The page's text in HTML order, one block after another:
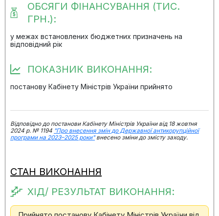
ОБСЯГИ ФІНАНСУВАННЯ (ТИС.
ГРН.):
у межах встановлених бюджетних призначень на
відповідний рік
ПОКАЗНИК ВИКОНАННЯ:
постанову Кабінету Міністрів України прийнято
Відповідно до постанови Кабінету Міністрів України від 18 жовтня
2024 р. № 1194 "Про внесення змін до Державної антикорупційної
програми на 2023–2025 роки"внесено зміни до змісту заходу.
СТАН ВИКОНАННЯ
ХІД/ РЕЗУЛЬТАТ ВИКОНАННЯ: